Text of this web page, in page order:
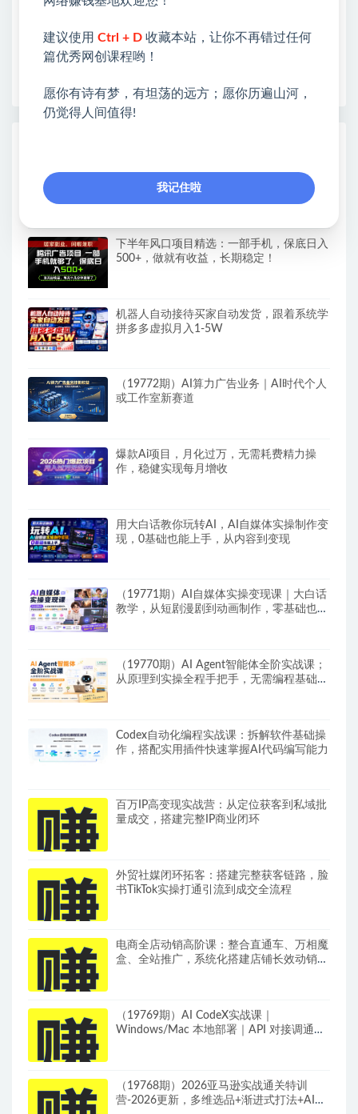
开启网络之门，广受好评！
❤如果您也依存于互联网，欢迎加入本站会员，将尽
还在找靠谱线上副业？快手短剧项目，全程
自动发布内容，不用熬夜做视频，轻松日入
500+
下半年风口项目精选：一部手机，保底日入
500+，做就有收益，长期稳定！
机器人自动接待买家自动发货，跟着系统学
拼多多虚拟月入1-5W
（19772期）AI算力广告业务｜AI时代个人
或工作室新赛道
爆款Ai项目，月化过万，无需耗费精力操
作，稳健实现每月增收
用大白话教你玩转AI，AI自媒体实操制作变
现，0基础也能上手，从内容到变现
（19771期）AI自媒体实操变现课｜大白话
教学，从短剧漫剧到动画制作，零基础也能
（19770期）AI Agent智能体全阶实战课；
从原理到实操全程手把手，无需编程基础也
Codex自动化编程实战课：拆解软件基础操
作，搭配实用插件快速掌握AI代码编写能力
百万IP高变现实战营：从定位获客到私域批
量成交，搭建完整IP商业闭环
外贸社媒闭环拓客：搭建完整获客链路，脸
书TikTok实操打通引流到成交全流程
电商全店动销高阶课：整合直通车、万相魔
盒、全站推广，系统化搭建店铺长效动销方
（19769期）AI CodeX实战课｜
Windows/Mac 本地部署｜API 对接调通｜
（19768期）2026亚马逊实战通关特训
营-2026更新，多维选品+渐进式打法+AI应
建议使用 Ctrl + D 收藏本站，让你不再错过任何
篇优秀网创课程哟！
愿你有诗有梦，有坦荡的远方；愿你历遍山河，
仍觉得人间值得!
我记住啦